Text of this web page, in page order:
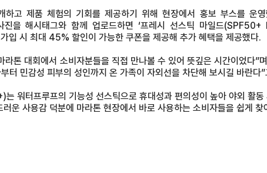
하고 제품 체험의 기회를 제공하기 위해 현장에서 홍보 부스를 운
을 해시태그와 함께 업로드하면 ‘프레시 선스틱 마일드(SPF50+
입 시 최대 45% 할인이 가능한 쿠폰을 제공해 추가 혜택을 제공했다.
톤 대회에서 소비자분들을 직접 만나볼 수 있어 뜻깊은 시간이었다”
터 민감성 피부의 성인까지 온 가족이 자외선을 차단해 보시길 바란다
워터프루프의 기능성 선스틱으로 휴대성과 편의성이 높아 야외 활동
운 사용감 덕분에 마라톤 현장에서 바로 사용하는 소비자들을 쉽게 찾